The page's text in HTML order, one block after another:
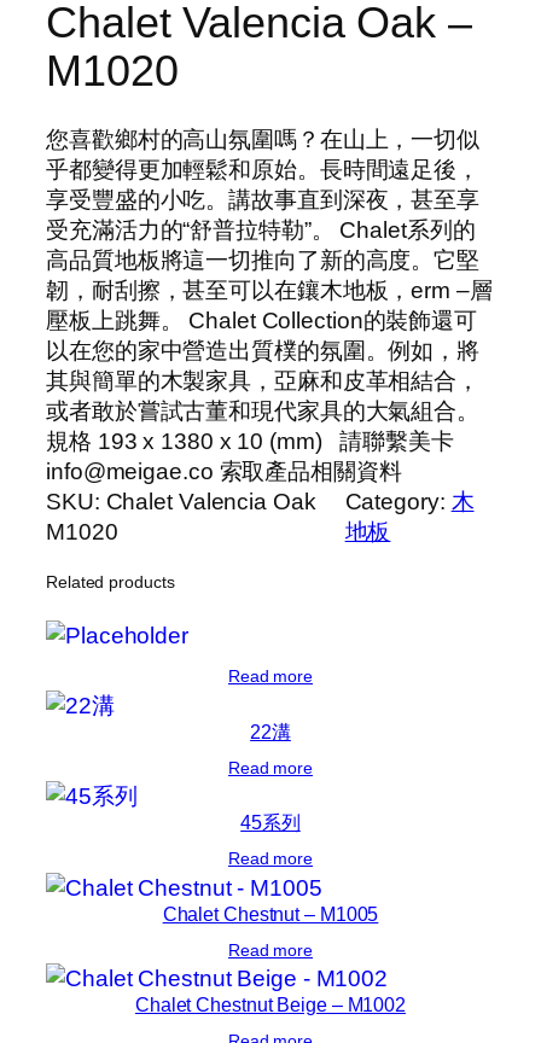
Chalet Valencia Oak –
M1020
您喜歡鄉村的高山氛圍嗎？在山上，一切似
乎都變得更加輕鬆和原始。長時間遠足後，
享受豐盛的小吃。講故事直到深夜，甚至享
受充滿活力的“舒普拉特勒”。 Chalet系列的
高品質地板將這一切推向了新的高度。它堅
韌，耐刮擦，甚至可以在鑲木地板，erm –層
壓板上跳舞。 Chalet Collection的裝飾還可
以在您的家中營造出質樸的氛圍。例如，將
其與簡單的木製家具，亞麻和皮革相結合，
或者敢於嘗試古董和現代家具的大氣組合。
規格 193 x 1380 x 10 (mm) 請聯繫美卡
info@meigae.co 索取產品相關資料
SKU: Chalet Valencia Oak
M1020
Category: 木
地板
Related products
Read more
22溝
Read more
45系列
Read more
Chalet Chestnut – M1005
Read more
Chalet Chestnut Beige – M1002